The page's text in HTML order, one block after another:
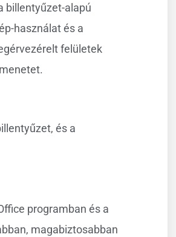
billentyűzet-alapú
használat és a
felületek
és a
programban és a
magabiztosabban